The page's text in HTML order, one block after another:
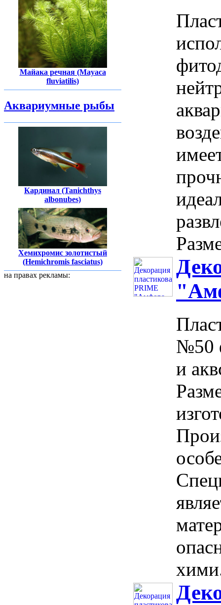
Майака речная (Mayaca
fluviatilis)
Аквариумные рыбы
Кардинал (Tanichthys
albonubes)
Хемихромис золотистый
(Hemichromis fasciatus)
на правах рекламы:
№50
и